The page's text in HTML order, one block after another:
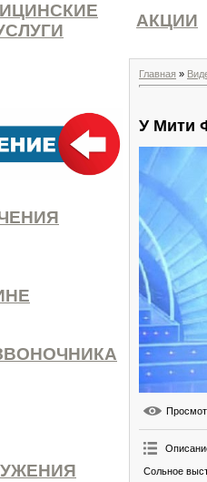
АКЦИИ
Главная »
У Мити
Сольное